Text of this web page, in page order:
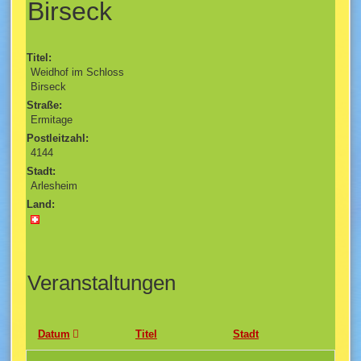
Birseck
Titel:
Weidhof im Schloss
Birseck
Straße:
Ermitage
Postleitzahl:
4144
Stadt:
Arlesheim
Land:
Veranstaltungen
Datum Titel Stadt